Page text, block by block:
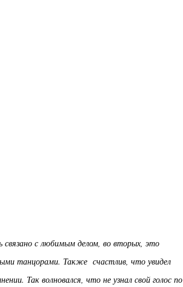
с любимым делом, во вторых, это
танцорами. Также счастлив, что увидел
Так волновался, что не узнал свой голос по